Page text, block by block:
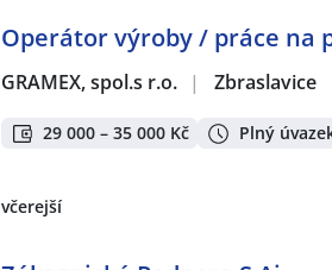
Operátor výroby / práce na
GRAMEX, spol.s r.o. | Zbraslavice
29 000 – 35 000 Kč Plný
včerejší